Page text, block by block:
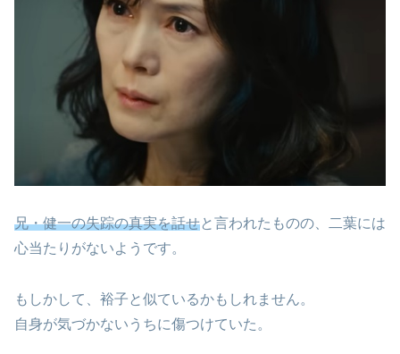
兄・健一の失踪の真実を話せと言われたものの、二葉には
心当たりがないようです。
もしかして、裕子と似ているかもしれません。
自身が気づかないうちに傷つけていた。